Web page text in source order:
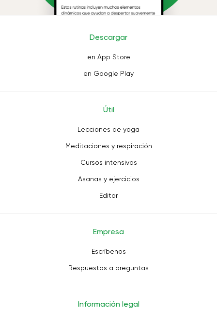
Descargar
en App Store
en Google Play
Útil
Lecciones de yoga
Meditaciones y respiración
Cursos intensivos
Asanas y ejercicios
Editor
Empresa
Escríbenos
Respuestas a preguntas
Información legal